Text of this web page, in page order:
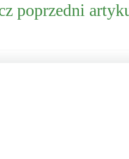
poprzedni